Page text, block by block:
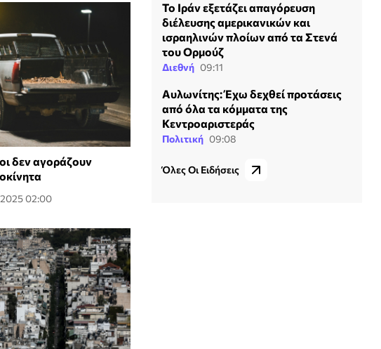
δεν αγοράζουν
02:00
Το Ιράν εξετάζει απαγόρευση
διέλευσης αμερικανικών και
ισραηλινών πλοίων από τα Στενά
του Ορμούζ
Διεθνή 09:11
Αυλωνίτης: Έχω δεχθεί προτάσεις
από όλα τα κόμματα της
Κεντροαριστεράς
Πολιτική 09:08
Όλες Οι Ειδήσεις